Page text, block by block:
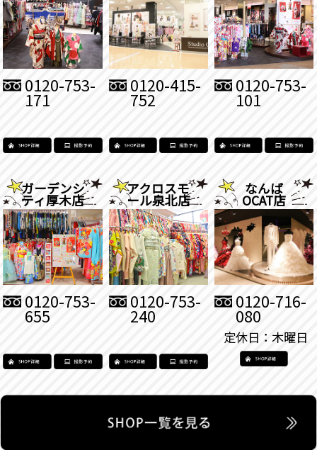
0120-753-
171
0120-415-
752
0120-753-
101
ガーデンシ
ティ厚木店
0120-753-
655
アクロスモ
ール泉北店
0120-753-
240
なんば
OCAT店
0120-716-
080
定休日：木曜日